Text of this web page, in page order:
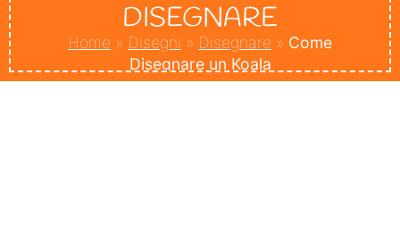
DISEGNARE
Home » Disegni » Disegnare » Come
Disegnare un Koala